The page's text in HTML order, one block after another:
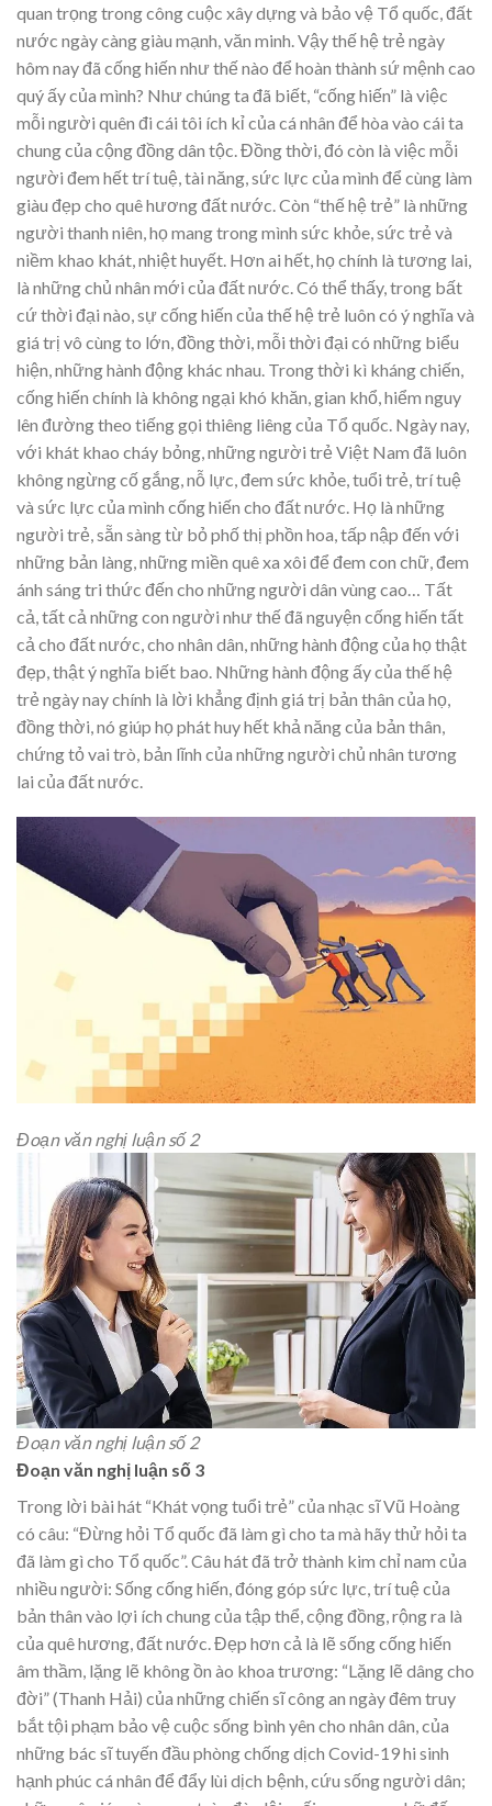
quan trọng trong công cuộc xây dựng và bảo vệ Tổ quốc, đất
nước ngày càng giàu mạnh, văn minh. Vậy thế hệ trẻ ngày
hôm nay đã cống hiến như thế nào để hoàn thành sứ mệnh cao
quý ấy của mình? Như chúng ta đã biết, “cống hiến” là việc
mỗi người quên đi cái tôi ích kỉ của cá nhân để hòa vào cái ta
chung của cộng đồng dân tộc. Đồng thời, đó còn là việc mỗi
người đem hết trí tuệ, tài năng, sức lực của mình để cùng làm
giàu đẹp cho quê hương đất nước. Còn “thế hệ trẻ” là những
người thanh niên, họ mang trong mình sức khỏe, sức trẻ và
niềm khao khát, nhiệt huyết. Hơn ai hết, họ chính là tương lai,
là những chủ nhân mới của đất nước. Có thể thấy, trong bất
cứ thời đại nào, sự cống hiến của thế hệ trẻ luôn có ý nghĩa và
giá trị vô cùng to lớn, đồng thời, mỗi thời đại có những biểu
hiện, những hành động khác nhau. Trong thời kì kháng chiến,
cống hiến chính là không ngại khó khăn, gian khổ, hiểm nguy
lên đường theo tiếng gọi thiêng liêng của Tổ quốc. Ngày nay,
với khát khao cháy bỏng, những người trẻ Việt Nam đã luôn
không ngừng cố gắng, nỗ lực, đem sức khỏe, tuổi trẻ, trí tuệ
và sức lực của mình cống hiến cho đất nước. Họ là những
người trẻ, sẵn sàng từ bỏ phố thị phồn hoa, tấp nập đến với
những bản làng, những miền quê xa xôi để đem con chữ, đem
ánh sáng tri thức đến cho những người dân vùng cao… Tất
cả, tất cả những con người như thế đã nguyện cống hiến tất
cả cho đất nước, cho nhân dân, những hành động của họ thật
đẹp, thật ý nghĩa biết bao. Những hành động ấy của thế hệ
trẻ ngày nay chính là lời khẳng định giá trị bản thân của họ,
đồng thời, nó giúp họ phát huy hết khả năng của bản thân,
chứng tỏ vai trò, bản lĩnh của những người chủ nhân tương
lai của đất nước.
Đoạn văn nghị luận số 2
Đoạn văn nghị luận số 2
Đoạn văn nghị luận số 3
Trong lời bài hát “Khát vọng tuổi trẻ” của nhạc sĩ Vũ Hoàng
có câu: “Đừng hỏi Tổ quốc đã làm gì cho ta mà hãy thử hỏi ta
đã làm gì cho Tổ quốc”. Câu hát đã trở thành kim chỉ nam của
nhiều người: Sống cống hiến, đóng góp sức lực, trí tuệ của
bản thân vào lợi ích chung của tập thể, cộng đồng, rộng ra là
của quê hương, đất nước. Đẹp hơn cả là lẽ sống cống hiến
âm thầm, lặng lẽ không ồn ào khoa trương: “Lặng lẽ dâng cho
đời” (Thanh Hải) của những chiến sĩ công an ngày đêm truy
bắt tội phạm bảo vệ cuộc sống bình yên cho nhân dân, của
những bác sĩ tuyến đầu phòng chống dịch Covid-19 hi sinh
hạnh phúc cá nhân để đẩy lùi dịch bệnh, cứu sống người dân;